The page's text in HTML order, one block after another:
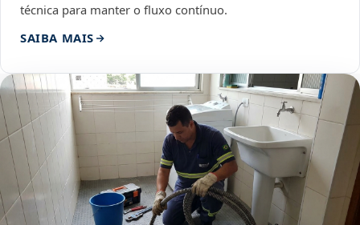
técnica para manter o fluxo contínuo.
SAIBA MAIS